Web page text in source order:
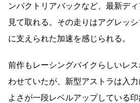
ンパクトリアバックなど、最新デ
見て取れる。その走りはアグレッ
に支えられた加速を感じられる。
前作もレーシングバイクらしいレ
わせていたが、新型アストラは入
よさが一段レベルアップしている